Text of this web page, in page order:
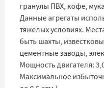
гранулы ПВХ, кофе,
Данные агрегаты
тяжелых условиях.
быть шахты,
цементные заводы,
Мощность двигателя:
Максимальное